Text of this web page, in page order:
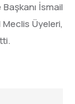
İsmail
Üyeleri,